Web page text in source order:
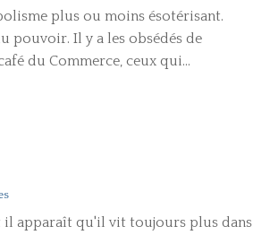
plus ou moins ésotérisant.
pouvoir. Il y a les obsédés de
du Commerce, ceux qui...
il apparaît qu'il vit toujours plus dans